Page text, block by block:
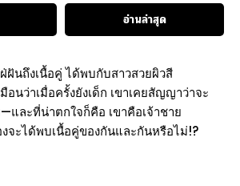
อ่านล่าสุด
ฝันถึงเนื้อคู่ ได้พบกับสาวสวยผิวสี
นว่าเมื่อครั้งยังเด็ก เขาเคยสัญญาว่าจะ
และที่น่าตกใจก็คือ เขาคือเจ้าชาย
จะได้พบเนื้อคู่ของกันและกันหรือไม่!?